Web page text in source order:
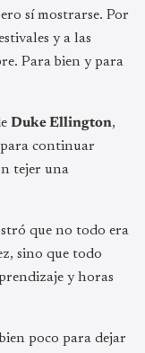
sí mostrarse. Por
y a las
Para bien y para
Duke Ellington,
continuar
tejer una
que no todo era
sino que todo
y horas
poco para dejar